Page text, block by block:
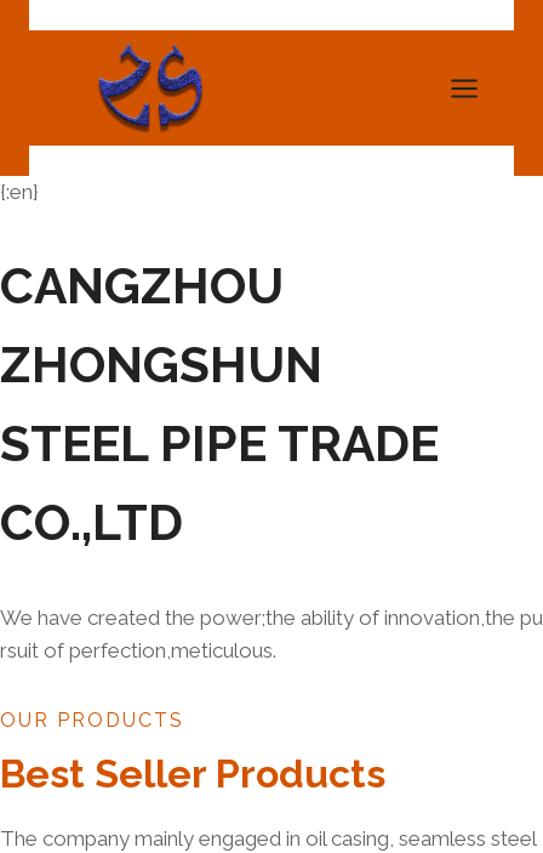
{:en}
CANGZHOU
ZHONGSHUN
STEEL PIPE TRADE
CO.,LTD
We have created the power;the ability of innovation,the pu
rsuit of perfection,meticulous.
OUR PRODUCTS
Best Seller Products
The company mainly engaged in oil casing, seamless steel